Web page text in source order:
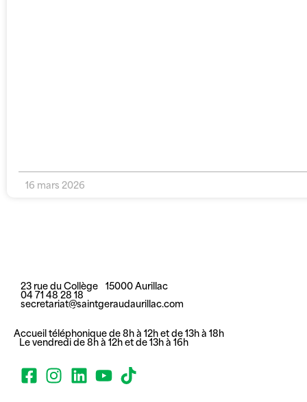
16 mars 2026
23 rue du Collège 15000 Aurillac
04 71 48 28 18
secretariat@saintgeraudaurillac.com
Accueil téléphonique de 8h à 12h et de 13h à 18h
Le vendredi de 8h à 12h et de 13h à 16h